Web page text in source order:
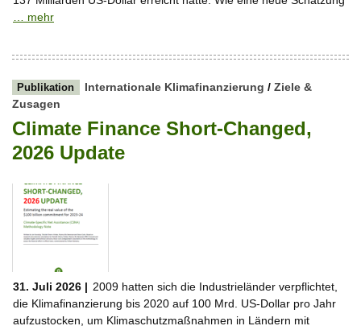
… mehr
Publikation Internationale Klimafinanzierung / Ziele &
Zusagen
Climate Finance Short-Changed,
2026 Update
31. Juli 2026 | 2009 hatten sich die Industrieländer verpflichtet,
die Klimafinanzierung bis 2020 auf 100 Mrd. US-Dollar pro Jahr
aufzustocken, um Klimaschutzmaßnahmen in Ländern mit